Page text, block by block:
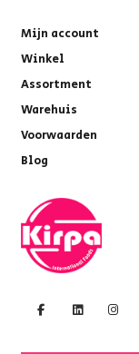
Mijn account
Winkel
Assortment
Warehuis
Voorwaarden
Blog